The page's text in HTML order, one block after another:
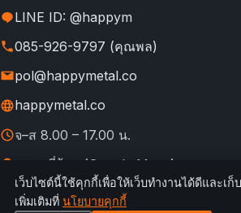
LINE ID: @happym
085-926-9797 (คุณพล)
pol@happymetal.co
happymetal.co
จ–ส 8.00 – 17.00 น.
ดูแผนที่ร้าน (Google Maps)
© 2026 happymetal.co. All rights reserved.
กฎการใช้งาน &
เว็บไซต์นี้ใช้คุกกี้เพื่อให้เว็บทำงานได้ดีและเ
เพิ่มเติมที่ นโยบายคุกกี้